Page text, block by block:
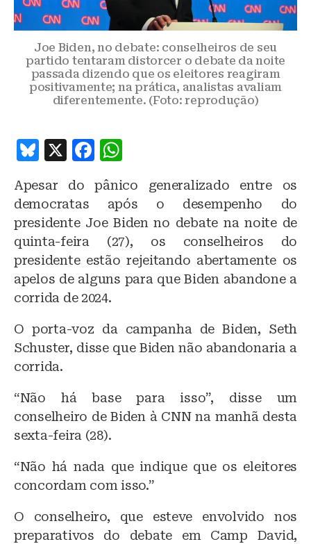
Joe Biden, no debate: conselheiros de seu
partido tentaram distorcer o debate da noite
passada dizendo que os eleitores reagiram
positivamente; na prática, analistas avaliam
diferentemente. (Foto: reprodução)
B
e
s
k
y
X
F
a
c
e
b
o
o
k
at
s
A
p
p
Apesar do pânico generalizado entre os
democratas após o desempenho do
presidente Joe Biden no debate na noite de
quinta-feira (27), os conselheiros do
presidente estão rejeitando abertamente os
apelos de alguns para que Biden abandone a
corrida de 2024.
O porta-voz da campanha de Biden, Seth
Schuster, disse que Biden não abandonaria a
corrida.
“Não há base para isso”, disse um
conselheiro de Biden à CNN na manhã desta
sexta-feira (28).
“Não há nada que indique que os eleitores
concordam com isso.”
O conselheiro, que esteve envolvido nos
preparativos do debate em Camp David,